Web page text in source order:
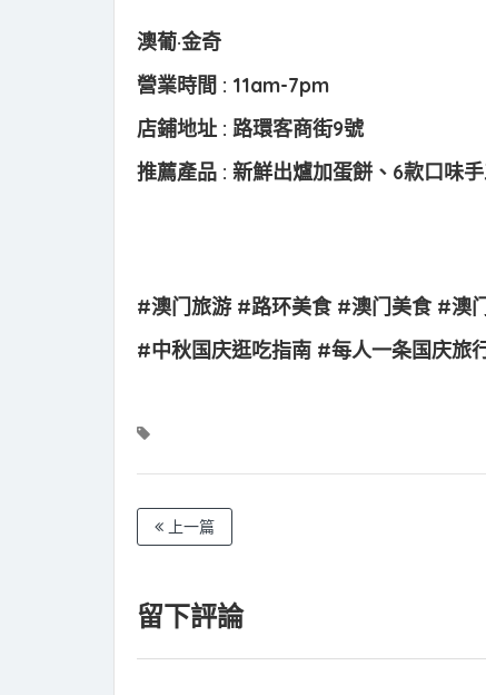
澳葡·金奇
營業時間 : 11am-7pm
店鋪地址 : 路環客商街9號
推薦產品 : 新鮮出爐加蛋餅、6款口味
#澳门旅游 #路环美食 #澳门美食 #澳
#中秋国庆逛吃指南 #每人一条国庆旅
上一篇
留下評論